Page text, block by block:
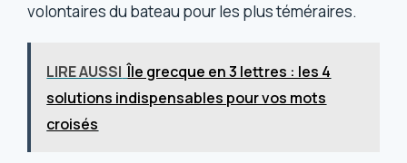
volontaires du bateau pour les plus téméraires.
LIRE AUSSI Île grecque en 3 lettres : les 4
solutions indispensables pour vos mots
croisés